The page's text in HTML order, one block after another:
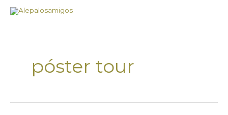
póster tour